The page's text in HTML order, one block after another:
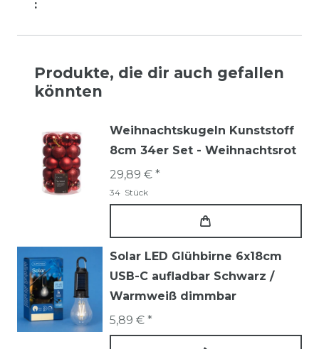
:
Produkte, die dir auch gefallen
könnten
Weihnachtskugeln Kunststoff
8cm 34er Set - Weihnachtsrot
29,89 € *
34 Stück
Solar LED Glühbirne 6x18cm
USB-C aufladbar Schwarz /
Warmweiß dimmbar
5,89 € *